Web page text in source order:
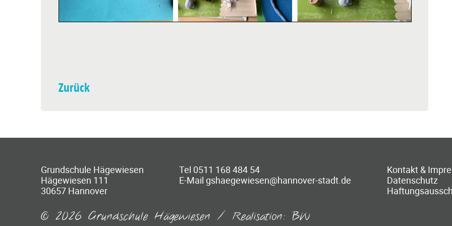
Zurück
Grundschule Hägewiesen
Hägewiesen 111
30657 Hannover
Tel 0511 168 484 54
E-Mail gshaegewiesen@hannover-stadt.de
Kontakt &
Datenschutz
© 2026 Grundschule Hägewiesen / Realisation: BW